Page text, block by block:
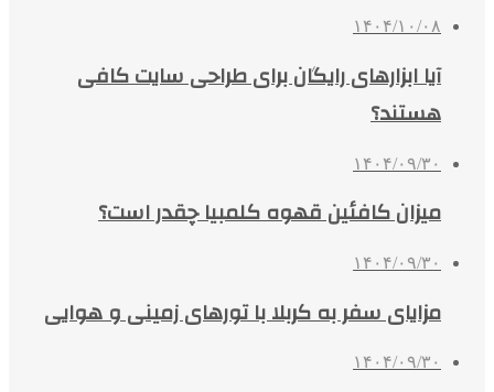
۱۴۰۴/۱۰/۰۸
آیا ابزارهای رایگان برای طراحی سایت کافی
هستند؟
۱۴۰۴/۰۹/۳۰
میزان کافئین قهوه کلمبیا چقدر است؟
۱۴۰۴/۰۹/۳۰
مزایای سفر به کربلا با تورهای زمینی و هوایی
۱۴۰۴/۰۹/۳۰